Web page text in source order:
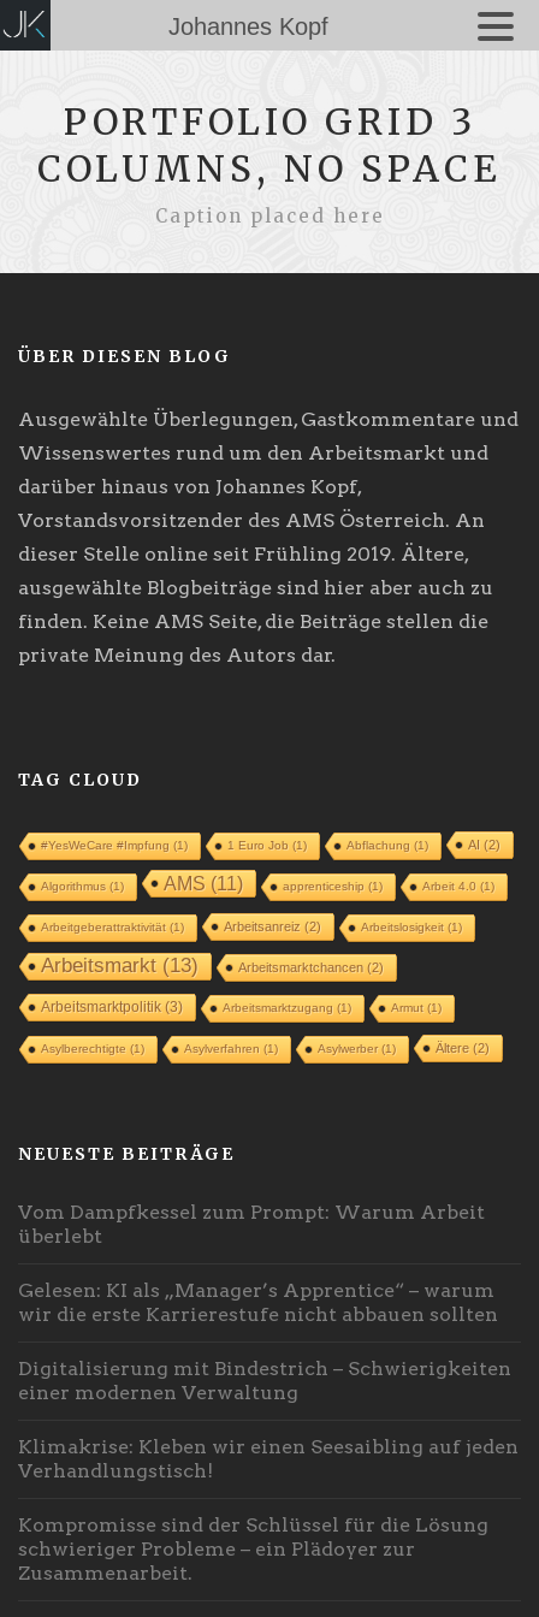
PORTFOLIO GRID 3
COLUMNS, NO SPACE
Caption placed here
ÜBER DIESEN BLOG
Ausgewählte Überlegungen, Gastkommentare und
Wissenswertes rund um den Arbeitsmarkt und
darüber hinaus von Johannes Kopf,
Vorstandsvorsitzender des AMS Österreich. An
dieser Stelle online seit Frühling 2019. Ältere,
ausgewählte Blogbeiträge sind hier aber auch zu
finden. Keine AMS Seite, die Beiträge stellen die
private Meinung des Autors dar.
TAG CLOUD
#YesWeCare #Impfung (1) 1 Euro Job (1) Abflachung (1) AI (2)
Algorithmus (1) AMS (11) apprenticeship (1) Arbeit 4.0 (1)
Arbeitgeberattraktivität(1) Arbeitsanreiz (2) Arbeitslosigkeit(1)
Arbeitsmarkt(13) Arbeitsmarktchancen (2)
Arbeitsmarktpolitik(3) Arbeitsmarktzugang (1) Armut(1)
Asylberechtigte (1) Asylverfahren (1) Asylwerber(1) Ältere(2)
NEUESTE BEITRÄGE
Vom Dampfkessel zum Prompt: Warum Arbeit
überlebt
Gelesen: KI als „Manager’s Apprentice“ – warum
wir die erste Karrierestufe nicht abbauen sollten
Digitalisierung mit Bindestrich – Schwierigkeiten
einer modernen Verwaltung
Klimakrise: Kleben wir einen Seesaibling auf jeden
Verhandlungstisch!
Kompromisse sind der Schlüssel für die Lösung
schwieriger Probleme – ein Plädoyer zur
Zusammenarbeit.
Johannes Kopf